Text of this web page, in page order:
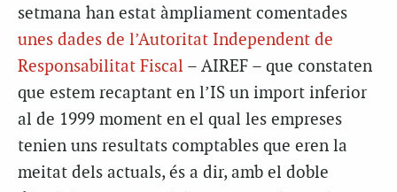
setmana han estat àmpliament comentades
unes dades de l’Autoritat Independent de
Responsabilitat Fiscal – AIREF – que constaten
que estem recaptant en l’IS un import inferior
al de 1999 moment en el qual les empreses
tenien uns resultats comptables que eren la
meitat dels actuals, és a dir, amb el doble